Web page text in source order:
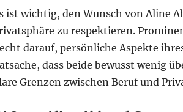
ist wichtig, den Wunsch von Aline
zu respektieren.
darauf, persönliche Aspekte
dass beide bewusst wenig
Grenzen zwischen Beruf und